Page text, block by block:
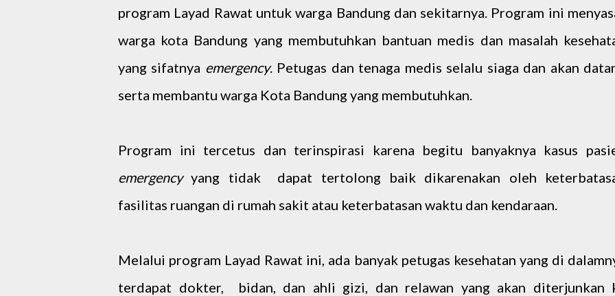
program Layad Rawat untuk warga Bandung dan sekitarnya. Program ini
warga kota Bandung yang membutuhkan bantuan medis dan masalah
yang sifatnya emergency. Petugas dan tenaga medis selalu siaga dan akan
serta membantu warga Kota Bandung yang membutuhkan.
Program ini tercetus dan terinspirasi karena begitu banyaknya kasus
emergencyyang tidak dapat tertolong baik dikarenakan oleh
fasilitas ruangan di rumah sakit atau keterbatasan waktu dan kendaraan.
Melalui program Layad Rawat ini, ada banyak petugas kesehatan yang di
terdapat dokter, bidan, dan ahli gizi, dan relawan yang akan diterjunkan